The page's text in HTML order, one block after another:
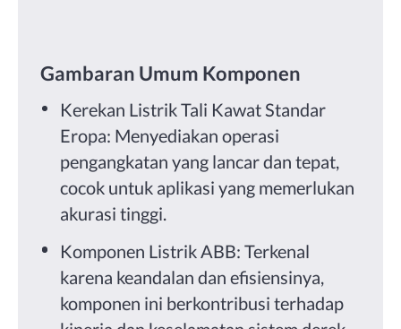
Gambaran Umum Komponen
Kerekan Listrik Tali Kawat Standar
Eropa: Menyediakan operasi
pengangkatan yang lancar dan tepat,
cocok untuk aplikasi yang memerlukan
akurasi tinggi.
Komponen Listrik ABB: Terkenal
karena keandalan dan efisiensinya,
komponen ini berkontribusi terhadap